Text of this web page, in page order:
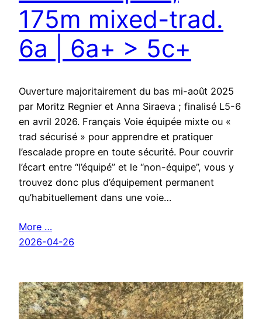
175m mixed-trad.
6a | 6a+ > 5c+
Ouverture majoritairement du bas mi-août 2025
par Moritz Regnier et Anna Siraeva ; finalisé L5-6
en avril 2026. Français Voie équipée mixte ou «
trad sécurisé » pour apprendre et pratiquer
l’escalade propre en toute sécurité. Pour couvrir
l’écart entre “l’équipé” et le “non-équipe”, vous y
trouvez donc plus d’équipement permanent
qu’habituellement dans une voie…
More …
2026-04-26